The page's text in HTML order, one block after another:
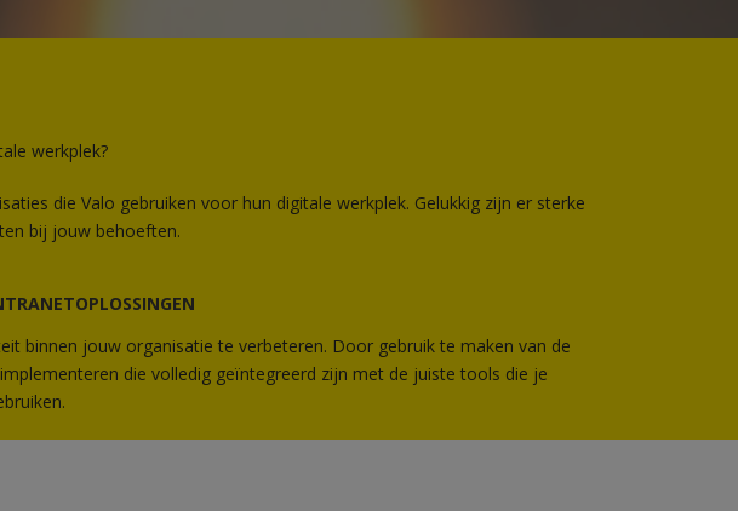
werkplek?
die Valo gebruiken voor hun digitale werkplek. Gelukkig zijn er sterke
bij jouw behoeften.
binnen jouw organisatie te verbeteren. Door gebruik te maken van de
die volledig geïntegreerd zijn met de juiste tools die je